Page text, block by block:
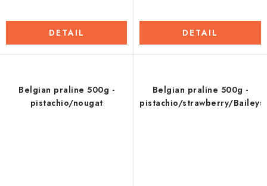
DETAIL DETAIL
Belgian praline 500g -
pistachio/nougat
Belgian praline 500g -
pistachio/strawberry/Baileys